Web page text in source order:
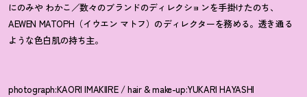
にのみや わかこ／数々のブランドのディレクションを手掛けたのち、
AEWEN MATOPH（イウエン マトフ）のディレクターを務める。透き通る
ような色白肌の持ち主。
photograph:KAORI IMAKIIRE / hair & make-up:YUKARI HAYASHI